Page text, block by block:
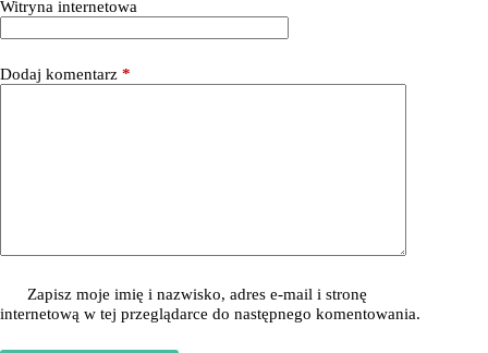
Witryna internetowa
Dodaj komentarz *
Zapisz moje imię i nazwisko, adres e-mail i stronę
internetową w tej przeglądarce do następnego komentowania.